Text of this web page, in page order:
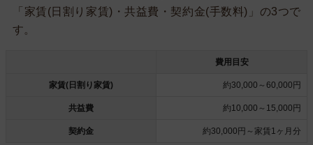
「家賃(日割り家賃)・共益費・契約金(手数料)」の3つで
す。
費用目安
家賃(日割り家賃) 約30,000～60,000円
共益費 約10,000～15,000円
契約金 約30,000円～家賃1ヶ月分